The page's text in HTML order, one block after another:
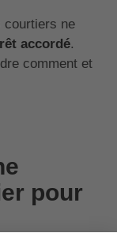
courtiers ne
accordé.
comment et
pour